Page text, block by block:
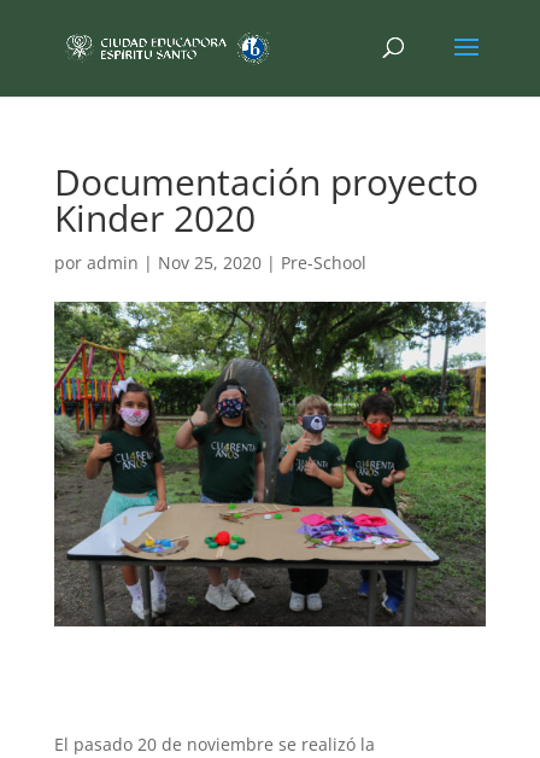
Documentación proyecto
Kinder 2020
por admin | Nov 25, 2020| Pre-School
El pasado 20 de noviembre se realizó la